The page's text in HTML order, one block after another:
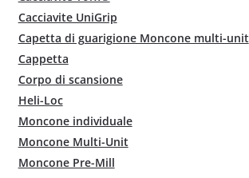
Cacciavite UniGrip
Capetta di guarigione Moncone multi-unit
Cappetta
Corpo di scansione
Heli-Loc
Moncone individuale
Moncone Multi-Unit
Moncone Pre-Mill